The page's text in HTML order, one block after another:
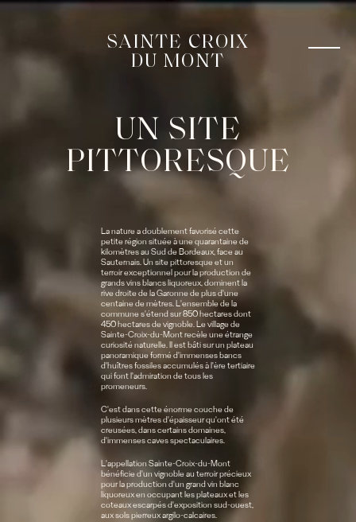
SAINTE CROIX
DU MONT
UN SITE
PITTORESQUE
La nature a doublement favorisé cette
petite région située à une quarantaine de
kilomètres au Sud de Bordeaux, face au
Sauternais. Un site pittoresque et un
terroir exceptionnel pour la production de
grands vins blancs liquoreux, dominent la
rive droite de la Garonne de plus d'une
centaine de mètres. L'ensemble de la
commune s'étend sur 850 hectares dont
450 hectares de vignoble. Le village de
Sainte-Croix-du-Mont recèle une étrange
curiosité naturelle. Il est bâti sur un plateau
panoramique formé d'immenses bancs
d'huîtres fossiles accumulés à l'ère tertiaire
qui font l'admiration de tous les
promeneurs.
C'est dans cette énorme couche de
plusieurs mètres d'épaisseur qu'ont été
creusées, dans certains domaines,
d'immenses caves spectaculaires.
L'appellation Sainte-Croix-du-Mont
bénéficie d'un vignoble au terroir précieux
pour la production d'un grand vin blanc
liquoreux en occupant les plateaux et les
coteaux escarpés d'exposition sud-ouest,
aux sols pierreux argilo-calcaires.